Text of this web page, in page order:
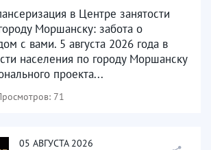
в Центре занятости
Моршанску: забота о
с вами. 5 августа 2026 года в
населения по городу Моршанску
проекта...
71
05 АВГУСТА 2026